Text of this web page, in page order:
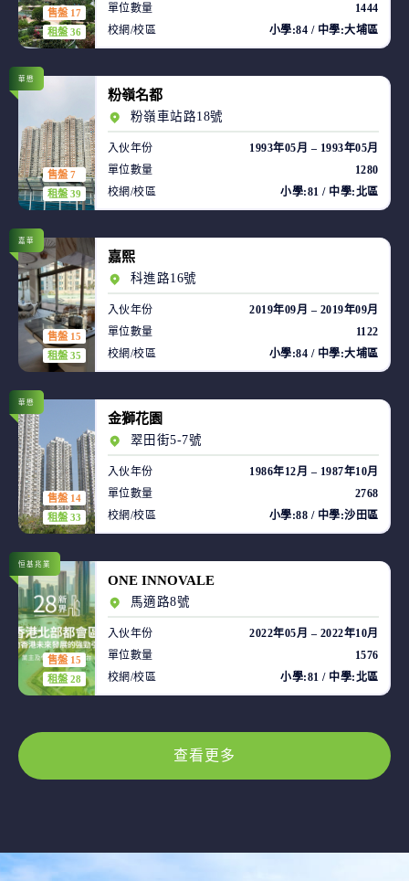
售盤 17
租盤 36
單位數量
1444
校網/校區
小學:84 / 中學:大埔區
售盤 7
租盤 39
華懋
粉嶺名都
粉嶺車站路18號
入伙年份
1993年05月 – 1993年05月
單位數量
1280
校網/校區
小學:81 / 中學:北區
售盤 15
租盤 35
嘉華
嘉熙
科進路16號
入伙年份
2019年09月 – 2019年09月
單位數量
1122
校網/校區
小學:84 / 中學:大埔區
售盤 14
租盤 33
華懋
金獅花園
翠田街5-7號
入伙年份
1986年12月 – 1987年10月
單位數量
2768
校網/校區
小學:88 / 中學:沙田區
售盤 15
租盤 28
恒基兆業
ONE INNOVALE
馬適路8號
入伙年份
2022年05月 – 2022年10月
單位數量
1576
校網/校區
小學:81 / 中學:北區
查看更多